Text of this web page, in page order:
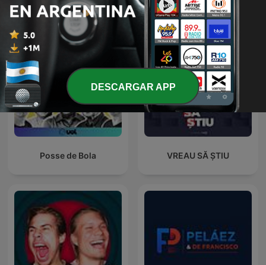
Posse de Bola VREAU SĂ ȘTIU
DESCARGAR APP